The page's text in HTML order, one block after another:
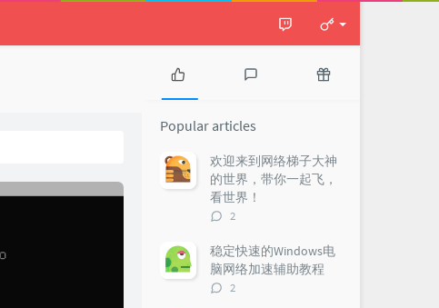
P
p
u
l
a
r
t
i
t
e
s
t
m
m
d
o
m
t
i
c
Popular articles
欢迎来到网络梯子大神
的世界，带你一起飞，
看世界！
评
数：
2
稳定快速的Windows电
脑网络加速辅助教程
评
2